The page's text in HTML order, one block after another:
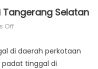
Selatan
Offon
Alam
Sutera
di daerah perkotaan
tinggal di